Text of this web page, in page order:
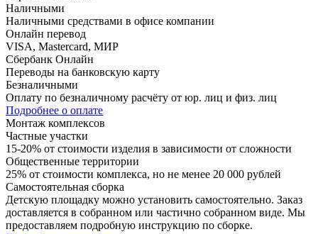
Наличными
Наличными средствами в офисе компании
Онлайн перевод
VISA, Mastercard, МИР
Сбербанк Онлайн
Переводы на банковскую карту
Безналичными
Оплату по безналичному расчёту от юр. лиц и физ. лиц
Подробнее о оплате
Монтаж комплексов
Частные участки
15-20% от стоимости изделия в зависимости от сложности
Общественные территории
25% от стоимости комплекса, но не менее 20 000 рублей
Самостоятельная сборка
Детскую площадку можно установить самостоятельно. Заказ
доставляется в собранном или частично собранном виде. Мы
предоставляем подробную инструкцию по сборке.